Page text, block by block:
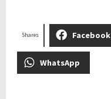
Facebook
WhatsApp
Shares